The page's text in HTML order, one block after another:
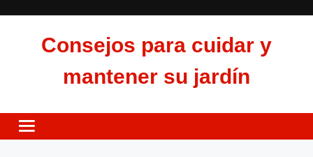
Consejos para cuidar y
mantener su jardín